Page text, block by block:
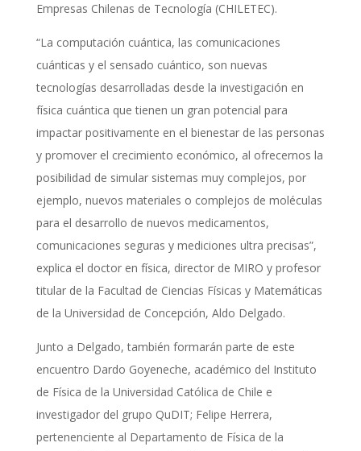
Empresas Chilenas de Tecnología (CHILETEC).
“La computación cuántica, las comunicaciones
cuánticas y el sensado cuántico, son nuevas
tecnologías desarrolladas desde la investigación en
física cuántica que tienen un gran potencial para
impactar positivamente en el bienestar de las personas
y promover el crecimiento económico, al ofrecernos la
posibilidad de simular sistemas muy complejos, por
ejemplo, nuevos materiales o complejos de moléculas
para el desarrollo de nuevos medicamentos,
comunicaciones seguras y mediciones ultra precisas”,
explica el doctor en física, director de MIRO y profesor
titular de la Facultad de Ciencias Físicas y Matemáticas
de la Universidad de Concepción, Aldo Delgado.
Junto a Delgado, también formarán parte de este
encuentro Dardo Goyeneche, académico del Instituto
de Física de la Universidad Católica de Chile e
investigador del grupo QuDIT; Felipe Herrera,
pertenenciente al Departamento de Física de la